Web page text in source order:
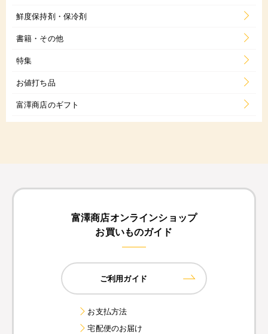
鮮度保持剤・保冷剤
書籍・その他
特集
お値打ち品
富澤商店のギフト
富澤商店オンラインショップ
お買いものガイド
ご利用ガイド
お支払方法
宅配便のお届け